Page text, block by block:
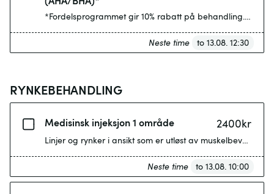
*Fordelsprogrammet gir 10% rabatt på behandling. En
Neste time to 13.08. 12:30
RYNKEBEHANDLING
Medisinsk injeksjon 1 område 2400kr
Linjer og rynker i ansikt som er utløst av
Neste time to 13.08. 10:00